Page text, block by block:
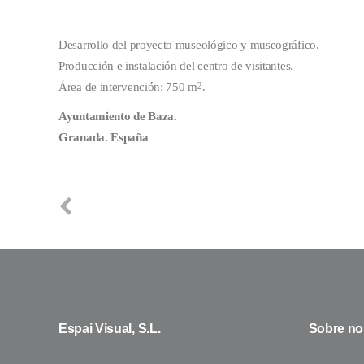
Desarrollo del proyecto museológico y museográfico.
Producción e instalación del centro de visitantes.
Área de intervención: 750 m2.
Ayuntamiento de Baza.
Granada. España
Espai Visual, S.L. Sobre